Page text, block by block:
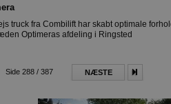
truck fra Combilift har skabt optimale
Optimeras afdeling i Ringsted
Side 288 / 387 NÆSTE